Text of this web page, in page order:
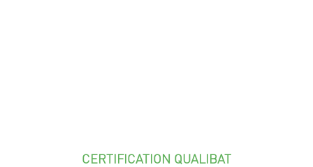
CERTIFICATION QUALIBAT